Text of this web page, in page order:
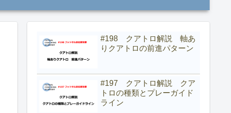
#198 クアトロ解説 軸あ
りクアトロの前進パターン
#197 クアトロ解説 クア
トロの種類とプレーガイド
ライン